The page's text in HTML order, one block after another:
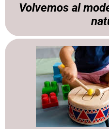
Volvemos al